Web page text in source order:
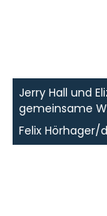
Jerry Hall und
gemeinsame
Felix Hörhager/